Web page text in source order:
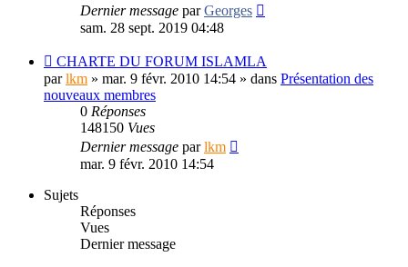
Dernier message parGeorges
sam. 28 sept. 2019 04:48
CHARTE DU FORUM ISLAMLA
parlkm » mar. 9 févr. 2010 14:54 » dans Présentation des
nouveaux membres
0 Réponses
148150 Vues
Dernier message parlkm
mar. 9 févr. 2010 14:54
Sujets
Réponses
Vues
Dernier message